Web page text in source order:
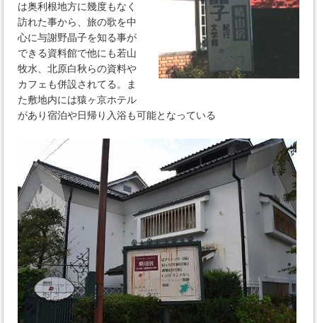
は奥利根地方に幾度もなく
訪れた事から、旅の歌を中
心に与謝野晶子を知る事が
できる資料館で他にも若山
牧水、北原白秋らの資料や
カフェも併設されてる。ま
た敷地内には猿ヶ京ホテル
があり宿泊や日帰り入浴も可能となっている